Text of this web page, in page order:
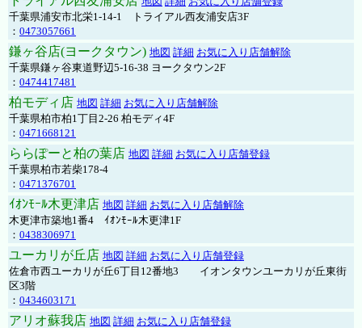
千葉県浦安市北栄1-14-1 トライアル西友浦安店3F
： 0473057661
鎌ヶ谷店(ヨークタウン) 地図 詳細 お気に入り店舗解除
千葉県鎌ヶ谷東道野辺5-16-38 ヨークタウン2F
： 0474417481
柏モディ店 地図 詳細 お気に入り店舗解除
千葉県柏市柏1丁目2-26 柏モディ4F
： 0471668121
ららぽーと柏の葉店 地図 詳細 お気に入り店舗登録
千葉県柏市若柴178-4
： 0471376701
ｲｵﾝﾓｰﾙ木更津店 地図 詳細 お気に入り店舗解除
木更津市築地1番4 ｲｵﾝﾓｰﾙ木更津1F
： 0438306971
ユーカリが丘店 地図 詳細 お気に入り店舗登録
佐倉市西ユーカリが丘6丁目12番地3 イオンタウンユーカリが丘東街
区3階
： 0434603171
アリオ蘇我店 地図 詳細 お気に入り店舗登録